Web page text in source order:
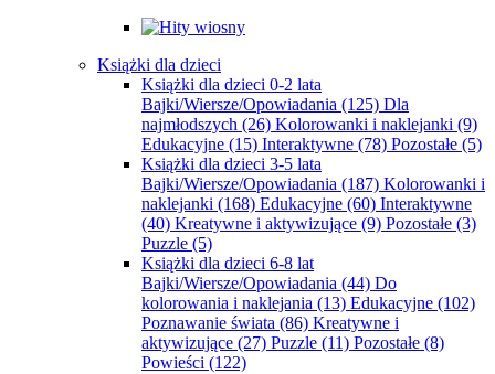
Książki dla dzieci
Książki dla dzieci 0-2 lata
Bajki/Wiersze/Opowiadania (125) Dla
najmłodszych (26) Kolorowanki i naklejanki (9)
Edukacyjne (15) Interaktywne (78) Pozostałe (5)
Książki dla dzieci 3-5 lata
Bajki/Wiersze/Opowiadania (187) Kolorowanki i
naklejanki (168) Edukacyjne (60) Interaktywne
(40) Kreatywne i aktywizujące (9) Pozostałe (3)
Puzzle (5)
Książki dla dzieci 6-8 lat
Bajki/Wiersze/Opowiadania (44) Do
kolorowania i naklejania (13) Edukacyjne (102)
Poznawanie świata (86) Kreatywne i
aktywizujące (27) Puzzle (11) Pozostałe (8)
Powieści (122)